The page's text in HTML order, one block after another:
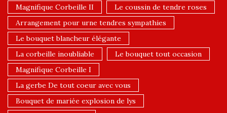
Magnifique Corbeille II
Le coussin de tendre roses
Arrangement pour urne tendres sympathies
Le bouquet blancheur élégante
La corbeille inoubliable
Le bouquet tout occasion
Magnifique Corbeille I
La gerbe De tout coeur avec vous
Bouquet de mariée explosion de lys